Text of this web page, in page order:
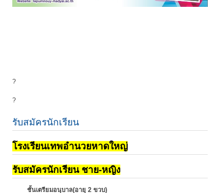
?
?
รับสมัครนักเรียน
โรงเรียนเทพอำนวยหาดใหญ่
รับสมัครนักเรียน ชาย-หญิง
ชั้นเตรียมอนุบาล(อายุ 2 ขวบ)